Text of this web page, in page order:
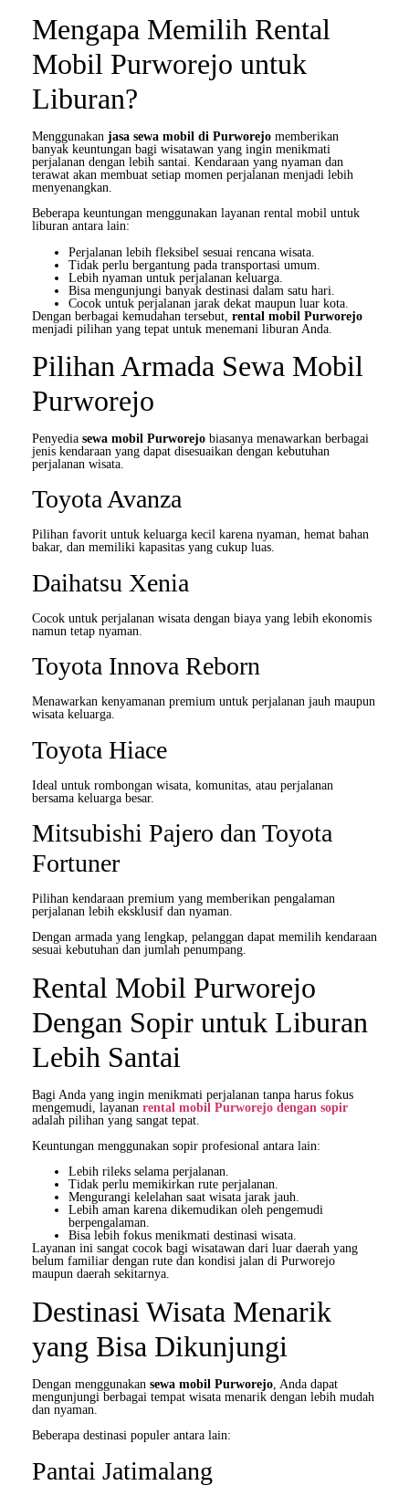
Mengapa Memilih Rental
Mobil Purworejo untuk
Liburan?
Menggunakan jasa sewa mobil di Purworejo memberikan
banyak keuntungan bagi wisatawan yang ingin menikmati
perjalanan dengan lebih santai. Kendaraan yang nyaman dan
terawat akan membuat setiap momen perjalanan menjadi lebih
menyenangkan.
Beberapa keuntungan menggunakan layanan rental mobil untuk
liburan antara lain:
Perjalanan lebih fleksibel sesuai rencana wisata.
Tidak perlu bergantung pada transportasi umum.
Lebih nyaman untuk perjalanan keluarga.
Bisa mengunjungi banyak destinasi dalam satu hari.
Cocok untuk perjalanan jarak dekat maupun luar kota.
Dengan berbagai kemudahan tersebut, rental mobil Purworejo
menjadi pilihan yang tepat untuk menemani liburan Anda.
Pilihan Armada Sewa Mobil
Purworejo
Penyedia sewa mobil Purworejo biasanya menawarkan berbagai
jenis kendaraan yang dapat disesuaikan dengan kebutuhan
perjalanan wisata.
Toyota Avanza
Pilihan favorit untuk keluarga kecil karena nyaman, hemat bahan
bakar, dan memiliki kapasitas yang cukup luas.
Daihatsu Xenia
Cocok untuk perjalanan wisata dengan biaya yang lebih ekonomis
namun tetap nyaman.
Toyota Innova Reborn
Menawarkan kenyamanan premium untuk perjalanan jauh maupun
wisata keluarga.
Toyota Hiace
Ideal untuk rombongan wisata, komunitas, atau perjalanan
bersama keluarga besar.
Mitsubishi Pajero dan Toyota
Fortuner
Pilihan kendaraan premium yang memberikan pengalaman
perjalanan lebih eksklusif dan nyaman.
Dengan armada yang lengkap, pelanggan dapat memilih kendaraan
sesuai kebutuhan dan jumlah penumpang.
Rental Mobil Purworejo
Dengan Sopir untuk Liburan
Lebih Santai
Bagi Anda yang ingin menikmati perjalanan tanpa harus fokus
mengemudi, layanan rental mobil Purworejo dengan sopir
adalah pilihan yang sangat tepat.
Keuntungan menggunakan sopir profesional antara lain:
Lebih rileks selama perjalanan.
Tidak perlu memikirkan rute perjalanan.
Mengurangi kelelahan saat wisata jarak jauh.
Lebih aman karena dikemudikan oleh pengemudi
berpengalaman.
Bisa lebih fokus menikmati destinasi wisata.
Layanan ini sangat cocok bagi wisatawan dari luar daerah yang
belum familiar dengan rute dan kondisi jalan di Purworejo
maupun daerah sekitarnya.
Destinasi Wisata Menarik
yang Bisa Dikunjungi
Dengan menggunakan sewa mobil Purworejo , Anda dapat
mengunjungi berbagai tempat wisata menarik dengan lebih mudah
dan nyaman.
Beberapa destinasi populer antara lain:
Pantai Jatimalang